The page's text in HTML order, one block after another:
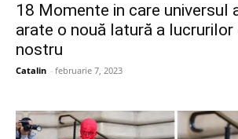
18 Momente in care universul
arate o nouă latură a lucrurilor
nostru
Catalin - februarie 7, 2023